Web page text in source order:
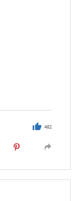
482